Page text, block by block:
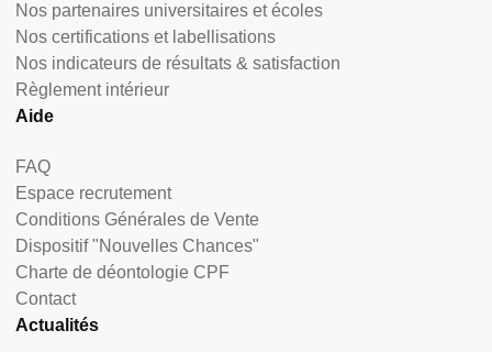
Nos partenaires universitaires et écoles
Nos certifications et labellisations
Nos indicateurs de résultats & satisfaction
Règlement intérieur
Aide
FAQ
Espace recrutement
Conditions Générales de Vente
Dispositif "Nouvelles Chances"
Charte de déontologie CPF
Contact
Actualités